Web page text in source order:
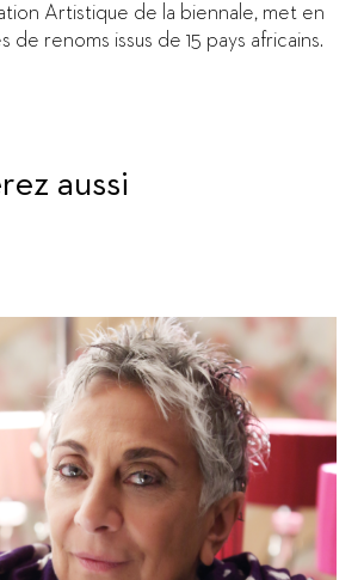
Artistique de la biennale, met en
de renoms issus de 15 pays africains.
aussi